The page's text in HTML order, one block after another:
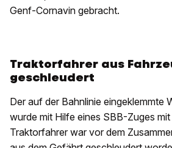
Genf-Cornavin gebracht.
Traktorfahrer aus
geschleudert
Der auf der Bahnlinie eingeklemmte
wurde mit Hilfe eines SBB-Zuges
Traktorfahrer war vor dem